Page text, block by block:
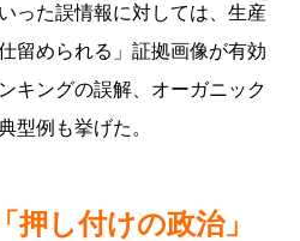
った誤情報に対しては、生産
留められる」証拠画像が有効
キングの誤解、オーガニック
型例も挙げた。
押し付けの政治」